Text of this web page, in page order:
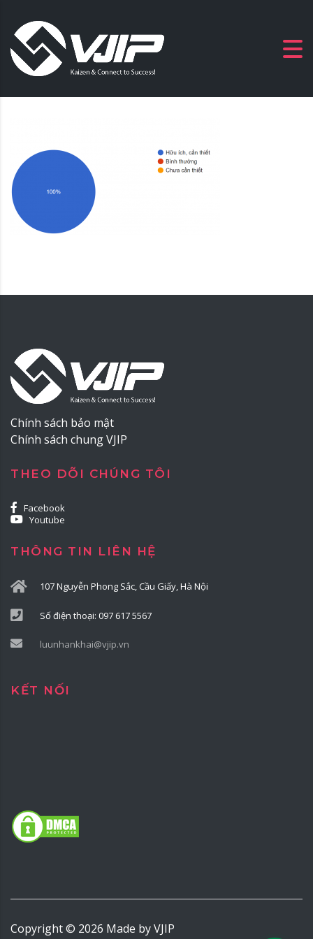
Chính sách bảo mật
Chính sách chung VJIP
THEO DÕI CHÚNG TÔI
Facebook
Youtube
THÔNG TIN LIÊN HỆ
107 Nguyễn Phong Sắc, Cầu Giấy, Hà Nội
Số điện thoại: 097 617 5567
luunhankhai@vjip.vn
KẾT NỐI
Copyright © 2026 Made byVJIP